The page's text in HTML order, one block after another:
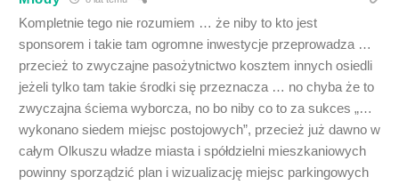
Kompletnie tego nie rozumiem … że niby to kto jest
sponsorem i takie tam ogromne inwestycje przeprowadza …
przecież to zwyczajne pasożytnictwo kosztem innych osiedli
jeżeli tylko tam takie środki się przeznacza … no chyba że to
zwyczajna ściema wyborcza, no bo niby co to za sukces „…
wykonano siedem miejsc postojowych”, przecież już dawno w
całym Olkuszu władze miasta i spółdzielni mieszkaniowych
powinny sporządzić plan i wizualizację miejsc parkingowych